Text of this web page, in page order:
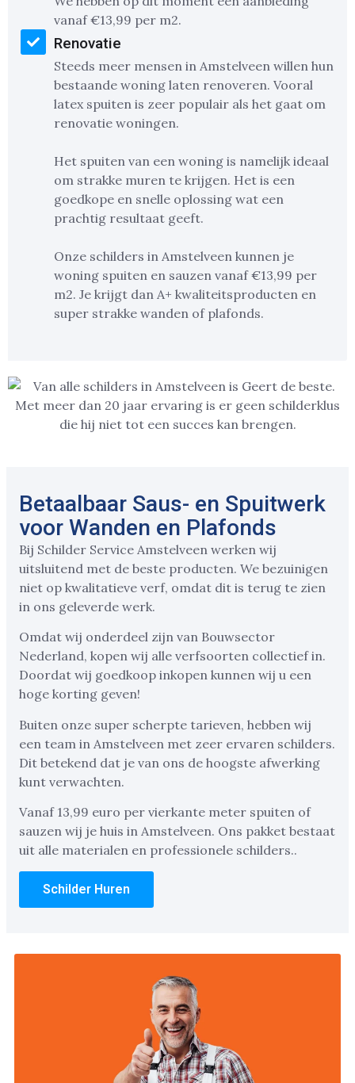
vanaf €13,99 per m2.
Renovatie
Steeds meer mensen in Amstelveen willen hun
bestaande woning laten renoveren. Vooral
latex spuiten is zeer populair als het gaat om
renovatie woningen.
Het spuiten van een woning is namelijk ideaal
om strakke muren te krijgen. Het is een
goedkope en snelle oplossing wat een
prachtig resultaat geeft.
Onze schilders in Amstelveen kunnen je
woning spuiten en sauzen vanaf €13,99 per
m2. Je krijgt dan A+ kwaliteitsproducten en
super strakke wanden of plafonds.
Betaalbaar Saus- en Spuitwerk
voor Wanden en Plafonds
Bij Schilder Service Amstelveen werken wij
uitsluitend met de beste producten. We bezuinigen
niet op kwalitatieve verf, omdat dit is terug te zien
in ons geleverde werk.
Omdat wij onderdeel zijn van Bouwsector
Nederland, kopen wij alle verfsoorten collectief in.
Doordat wij goedkoop inkopen kunnen wij u een
hoge korting geven!
Buiten onze super scherpte tarieven, hebben wij
een team in Amstelveen met zeer ervaren schilders.
Dit betekend dat je van ons de hoogste afwerking
kunt verwachten.
Vanaf 13,99 euro per vierkante meter spuiten of
sauzen wij je huis in Amstelveen. Ons pakket bestaat
uit alle materialen en professionele schilders..
Schilder Huren